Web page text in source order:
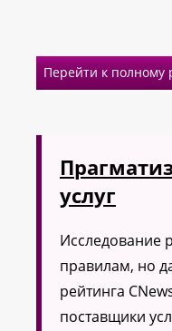
Перейти к полному
услуг
Исследование
правилам, но
рейтинга
поставщики